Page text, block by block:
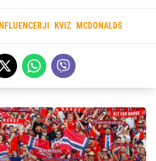
INFLUENCERJI KVIZ MCDONALDS